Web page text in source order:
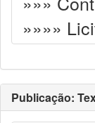
»»»»
Publicação: